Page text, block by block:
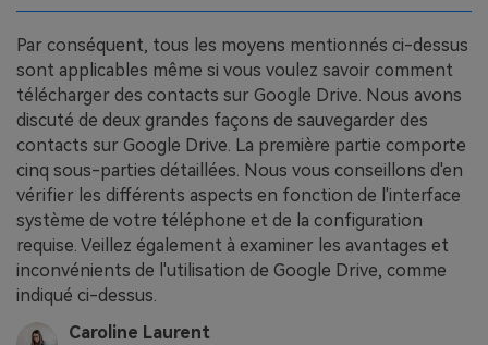
Par conséquent, tous les moyens mentionnés ci-dessus
sont applicables même si vous voulez savoir comment
télécharger des contacts sur Google Drive. Nous avons
discuté de deux grandes façons de sauvegarder des
contacts sur Google Drive. La première partie comporte
cinq sous-parties détaillées. Nous vous conseillons d'en
vérifier les différents aspects en fonction de l'interface
système de votre téléphone et de la configuration
requise. Veillez également à examiner les avantages et
inconvénients de l'utilisation de Google Drive, comme
indiqué ci-dessus.
Caroline Laurent